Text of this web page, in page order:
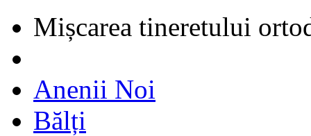
Mișcarea tineretului
Anenii Noi
Bălți